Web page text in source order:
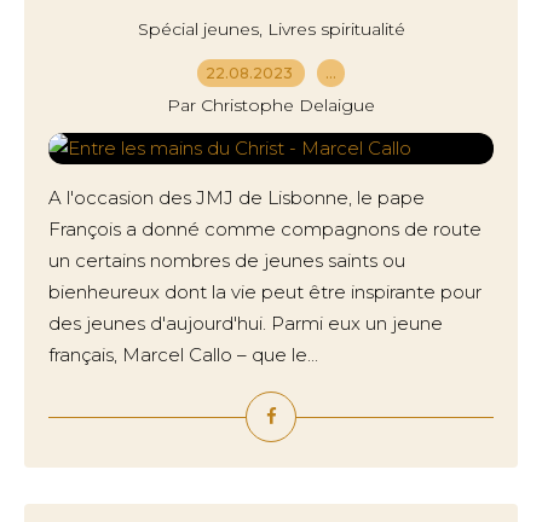
Spécial jeunes, Livres spiritualité
22.08.2023 …
Par Christophe Delaigue
A l'occasion des JMJ de Lisbonne, le pape
François a donné comme compagnons de route
un certains nombres de jeunes saints ou
bienheureux dont la vie peut être inspirante pour
des jeunes d'aujourd'hui. Parmi eux un jeune
français, Marcel Callo – que le...